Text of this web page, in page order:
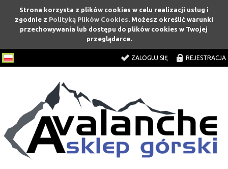
Strona korzysta z plików cookies w celu realizacji usług i
zgodnie z Polityką Plików Cookies. Możesz określić warunki
przechowywania lub dostępu do plików cookies w Twojej
przeglądarce.
ZALOGUJ SIĘ REJESTRACJA